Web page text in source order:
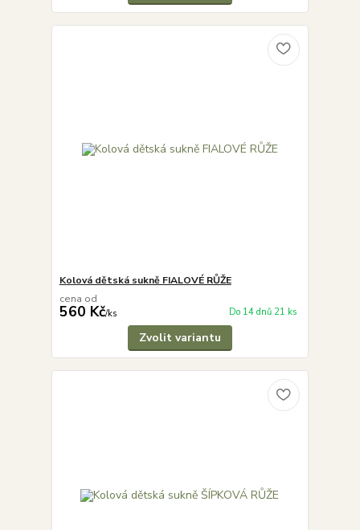
Kolová dětská sukně FIALOVÉ RŮŽE
cena od
560 Kč/ks Do 14 dnů 21 ks
Zvolit variantu